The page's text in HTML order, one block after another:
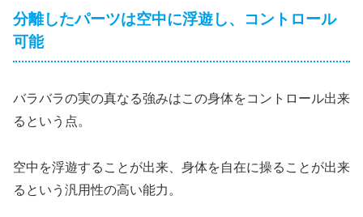
分離したパーツは空中に浮遊し、コントロール
可能
バラバラの実の真なる強みはこの身体をコントロール出来
るという点。
空中を浮遊することが出来、身体を自在に操ることが出来
るという汎用性の高い能力。